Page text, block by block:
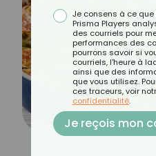
Je consens à ce
Prisma Players
des courriels pour
performances des
pourrons savoir si
courriels, l'heure à
ainsi que des
que vous utilisez.
ces traceurs, voir
confidentialité.
Je reçois mon